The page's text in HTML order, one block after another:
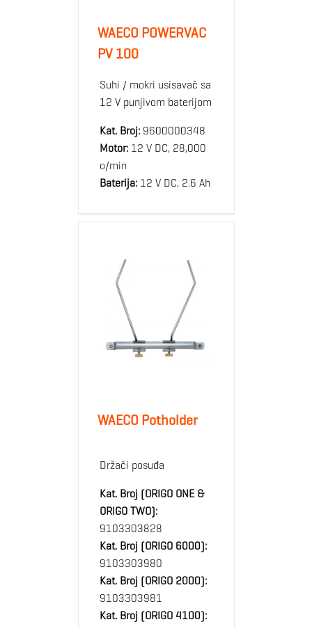
WAECO POWERVAC
PV 100
Suhi / mokri usisavač sa
12 V punjivom baterijom
Kat. Broj:9600000348
Motor:12 V DC, 28,000
o/min
Baterija:12 V DC, 2.6 Ah
WAECO Potholder
Držači posuđa
Kat. Broj (ORIGO ONE &
ORIGO TWO):
9103303828
Kat. Broj (ORIGO 6000):
9103303980
Kat. Broj (ORIGO 2000):
9103303981
Kat. Broj (ORIGO 4100):